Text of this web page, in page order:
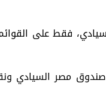
فقط على القوائم
مصر السيادي